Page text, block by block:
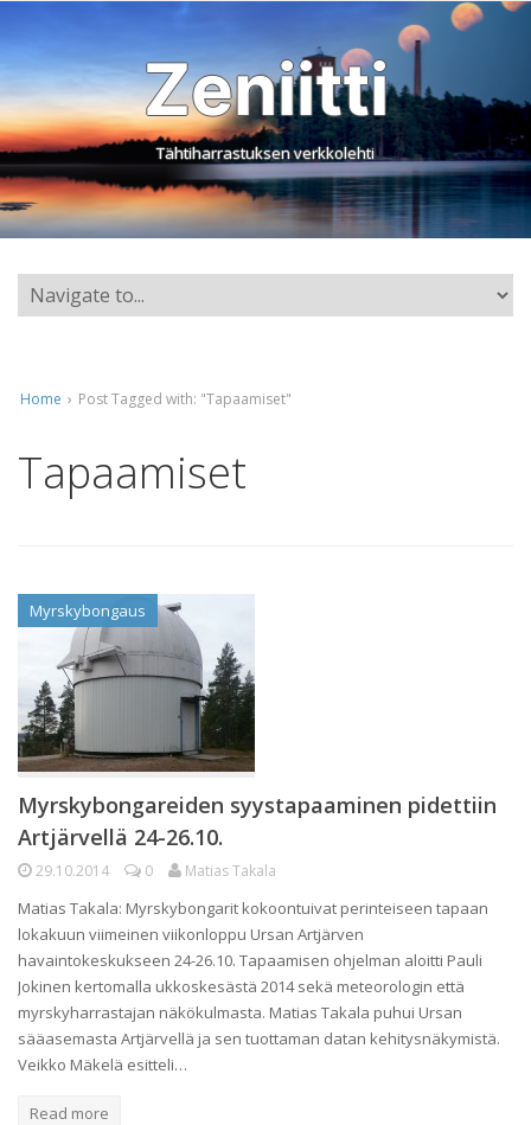
Zeniitti
Tähtiharrastuksen verkkolehti
Home › Post Tagged with: "Tapaamiset"
Tapaamiset
Myrskybongaus
Myrskybongareiden syystapaaminen pidettiin
Artjärvellä 24-26.10.
29.10.2014 0 Matias Takala
Matias Takala: Myrskybongarit kokoontuivat perinteiseen tapaan
lokakuun viimeinen viikonloppu Ursan Artjärven
havaintokeskukseen 24-26.10. Tapaamisen ohjelman aloitti Pauli
Jokinen kertomalla ukkoskesästä 2014 sekä meteorologin että
myrskyharrastajan näkökulmasta. Matias Takala puhui Ursan
sääasemasta Artjärvellä ja sen tuottaman datan kehitysnäkymistä.
Veikko Mäkelä esitteli…
Read more